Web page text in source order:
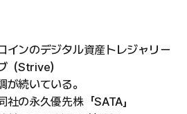
インのデジタル資産トレジャリー
（Strive）
が続いている。
の永久優先株「SATA」